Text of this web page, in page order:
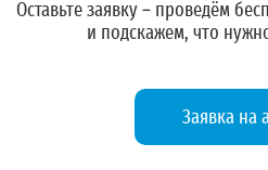
Оставьте заявку – проведём
и подскажем, что
Заявка на